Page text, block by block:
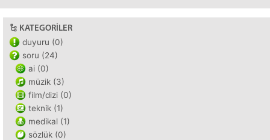
KATEGORILER
duyuru (0)
soru (24)
ai (0)
müzik (3)
film/dizi (0)
teknik (1)
medikal (1)
sözlük (0)